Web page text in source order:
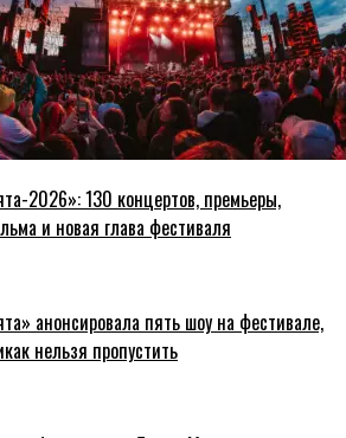
2026»: 130 концертов, премьеры,
и новая глава фестиваля
анонсировала пять шоу на фестивале,
нельзя пропустить